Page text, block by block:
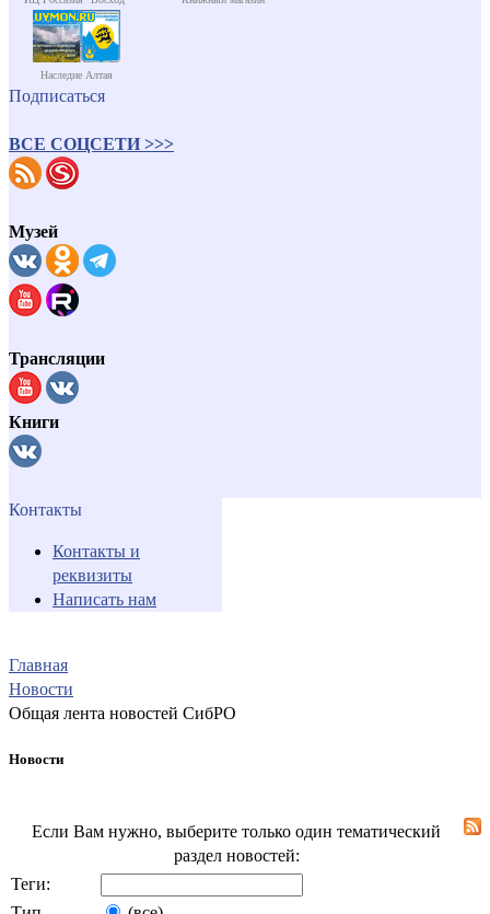
Наследие Алтая
Подписаться
ВСЕ СОЦСЕТИ >>>
Музей
Трансляции
Книги
Контакты
Контакты и
реквизиты
Написать нам
Главная
Новости
Общая лента новостей СибРО
Новости
Если Вам нужно, выберите только один тематический
раздел новостей:
Теги: